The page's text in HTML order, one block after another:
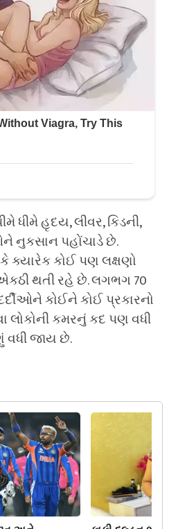
ધીમે હૃદય, લીવર, કિડની,
નુકસાન પહોંચાડે છે.
ક્યારેક કોઈ પણ લક્ષણો
થતી રહે છે. લગભગ 70
કોઈને કોઈ પ્રકારનો
કમરનું કદ પણ વધી
જાય છે.